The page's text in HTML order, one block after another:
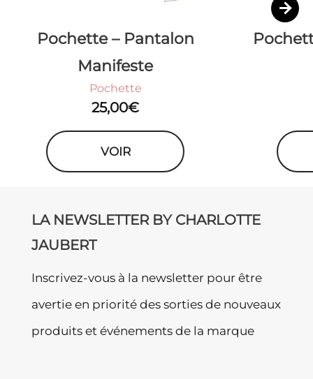
Pochette – Pantalon
Manifeste
Pochette
25,00€
VOIR
LA NEWSLETTER BY CHARLOTTE
JAUBERT
Inscrivez-vous à la newsletter pour être
avertie en priorité des sorties de nouveaux
produits et événements de la marque